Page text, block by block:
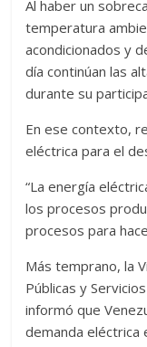
Al haber un
temperatura
acondicionados y
día continúan las
durante su
En ese contexto,
eléctrica para el
“La energía
los procesos
procesos para
Más temprano, la
Públicas y
informó que
demanda eléctrica